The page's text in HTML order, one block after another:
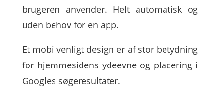
brugeren anvender. Helt automatisk og
uden behov for en app.
Et mobilvenligt design er af stor betydning
for hjemmesidens ydeevne og placering i
Googles søgeresultater.